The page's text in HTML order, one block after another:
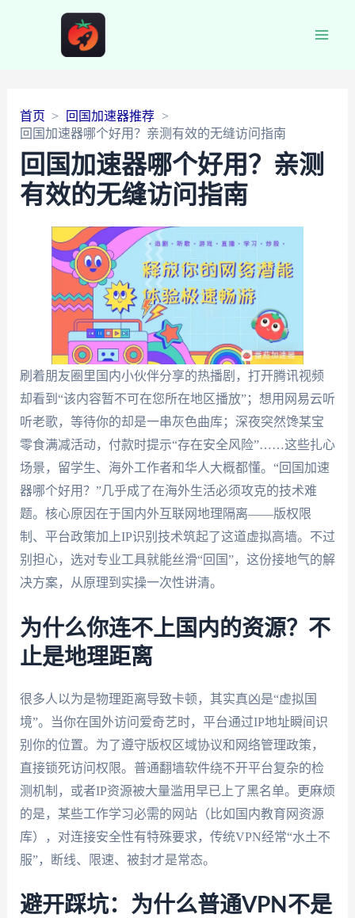
首页
回国加速器推荐
回国加速器哪个好用？亲测有效的无缝访问指南
回国加速器哪个好用？亲测
有效的无缝访问指南
刷着朋友圈里国内小伙伴分享的热播剧，打开腾讯视频
却看到“该内容暂不可在您所在地区播放”；想用网易云听
听老歌，等待你的却是一串灰色曲库；深夜突然馋某宝
零食满减活动，付款时提示“存在安全风险”……这些扎心
场景，留学生、海外工作者和华人大概都懂。“回国加速
器哪个好用？”几乎成了在海外生活必须攻克的技术难
题。核心原因在于国内外互联网地理隔离——版权限
制、平台政策加上IP识别技术筑起了这道虚拟高墙。不过
别担心，选对专业工具就能丝滑“回国”，这份接地气的解
决方案，从原理到实操一次性讲清。
为什么你连不上国内的资源？不
止是地理距离
很多人以为是物理距离导致卡顿，其实真凶是“虚拟国
境”。当你在国外访问爱奇艺时，平台通过IP地址瞬间识
别你的位置。为了遵守版权区域协议和网络管理政策，
直接锁死访问权限。普通翻墙软件绕不开平台复杂的检
测机制，或者IP资源被大量滥用早已上了黑名单。更麻烦
的是，某些工作学习必需的网站（比如国内教育网资源
库），对连接安全性有特殊要求，传统VPN经常“水土不
服”，断线、限速、被封才是常态。
避开踩坑：为什么普通VPN不是